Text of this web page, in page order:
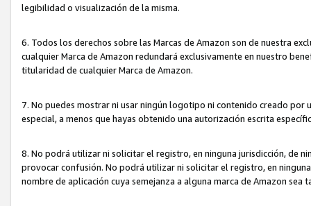
legibilidad o visualización de la misma.
6. Todos los derechos sobre las Marcas de Amazon son de nuestra
cualquier Marca de Amazon redundará exclusivamente en nuestro
titularidad de cualquier Marca de Amazon.
7. No puedes mostrar ni usar ningún logotipo ni contenido creado por
especial, a menos que hayas obtenido una autorización escrita
8. No podrá utilizar ni solicitar el registro, en ninguna jurisdicción, de
provocar confusión. No podrá utilizar ni solicitar el registro, en
nombre de aplicación cuya semejanza a alguna marca de Amazon